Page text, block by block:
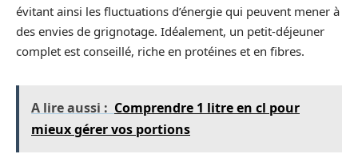
évitant ainsi les fluctuations d’énergie qui peuvent mener à
des envies de grignotage. Idéalement, un petit-déjeuner
complet est conseillé, riche en protéines et en fibres.
A lire aussi : Comprendre 1 litre en cl pour
mieux gérer vos portions